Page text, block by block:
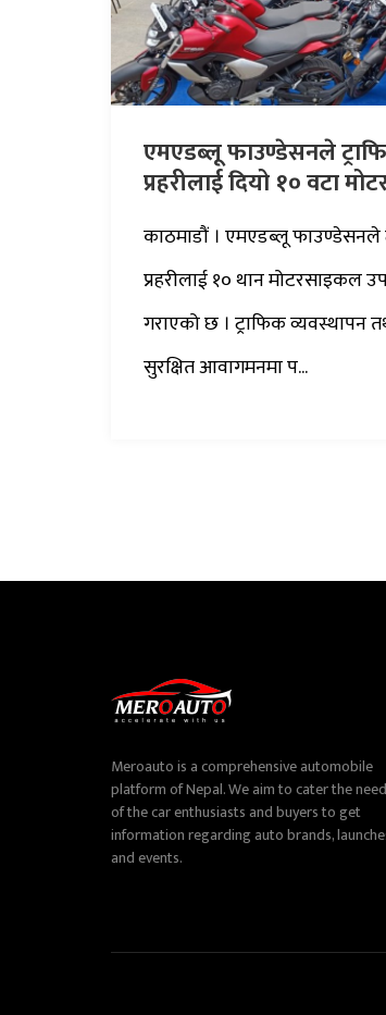
एमएडब्लू फाउण्डेसनले
प्रहरीलाई दियो १० वटा
काठमाडौं । एमएडब्लू फाउण्डेसनले
प्रहरीलाई १० थान मोटरसाइकल
गराएको छ । ट्राफिक व्यवस्थापन
सुरक्षित आवागमनमा प...
Meroauto is a comprehensive automobile
platform of Nepal. We aim to cater the
of the car enthusiasts and buyers to get
information regarding auto brands,
and events.